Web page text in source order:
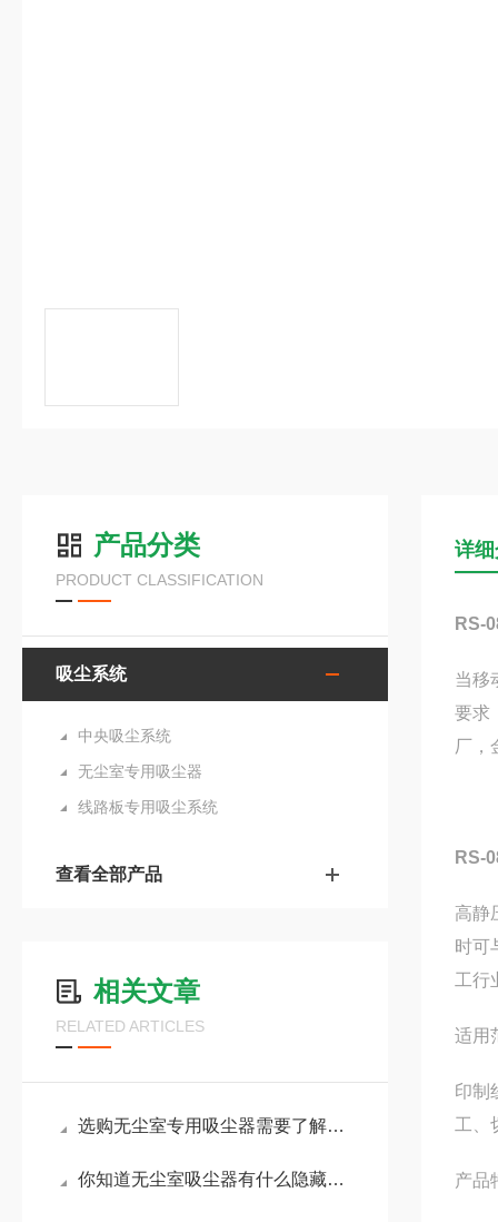
产品分类
PRODUCT CLASSIFICATION
吸尘系统
中央吸尘系统
无尘室专用吸尘器
线路板专用吸尘系统
查看全部产品
相关文章
RELATED ARTICLES
选购无尘室专用吸尘器需要了解哪些常识
你知道无尘室吸尘器有什么隐藏的特殊效果吗？
详
RS-
当移
要求
厂，
RS-
高静
时可
工行
适用
印制
工、
产品